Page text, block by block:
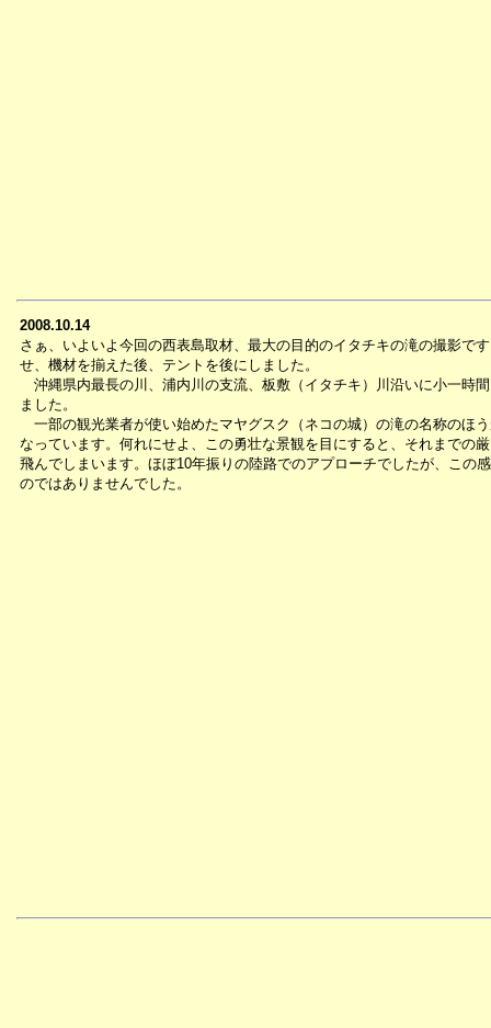
2008.10.14
さぁ、いよいよ今回の西表島取材、最大の目的のイタチキの滝の撮影で
せ、機材を揃えた後、テントを後にしました。
沖縄県内最長の川、浦内川の支流、板敷（イタチキ）川沿いに小一時
ました。
一部の観光業者が使い始めたマヤグスク（ネコの城）の滝の名称のほ
なっています。何れにせよ、この勇壮な景観を目にすると、それまでの
飛んでしまいます。ほぼ10年振りの陸路でのアプローチでしたが、この
のではありませんでした。